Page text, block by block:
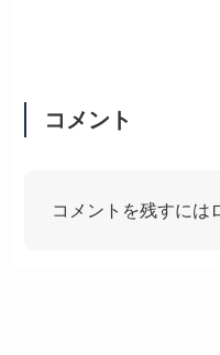
コメント
コメントを残すには